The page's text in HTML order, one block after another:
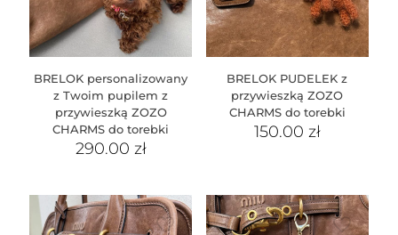
BRELOK personalizowany
z Twoim pupilem z
przywieszką ZOZO
CHARMS do torebki
290.00 zł
BRELOK PUDELEK z
przywieszką ZOZO
CHARMS do torebki
150.00 zł